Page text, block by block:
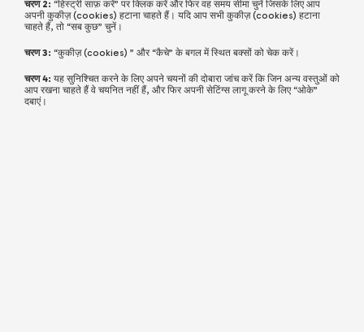
चरण 2: “हिस्ट्री साफ़ करें” पर क्लिक करें और फिर वह समय सीमा चुनें जिसके लिए आप
अपनी कुकीज़ (cookies) हटाना चाहते हैं। यदि आप सभी कुकीज़ (cookies) हटाना
चाहते हैं, तो “सब कुछ” चुनें।
चरण 3: “कुकीज़ (cookies) ” और “कैचे” के बगल में स्थित बक्सों को चेक करें।
चरण 4: यह सुनिश्चित करने के लिए अपने चयनों की दोबारा जांच करें कि जिन अन्य वस्तुओं को
आप रखना चाहते हैं वे चयनित नहीं हैं, और फिर अपनी सेटिंग्स लागू करने के लिए “ओके”
दबाएं।